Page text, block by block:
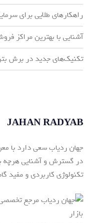
راهکارهای طلایی برای
آشنایی با بهترین مراکز
تکنیک‌های جدید در برش
JAHAN RADYAB
جهان ردیاب سعی دارد با
در گسترش و آشنایی هرچه
تکنولوژی کاربردی و مفید